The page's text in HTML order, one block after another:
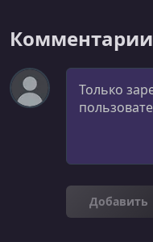
Комментарии
Комментарий
Добавить